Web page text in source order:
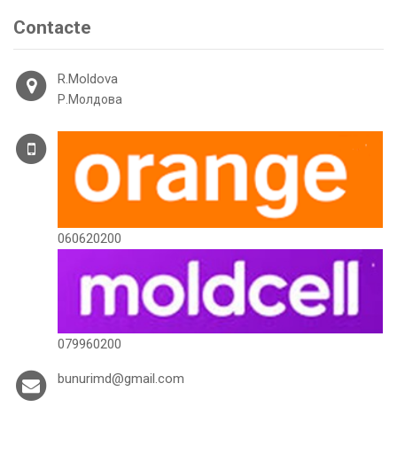
Contacte
R.Moldova
Р.Молдова
060620200
079960200
bunurimd@gmail.com